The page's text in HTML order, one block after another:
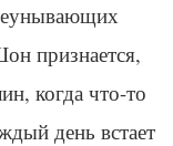
признается,
когда что-то
день встает